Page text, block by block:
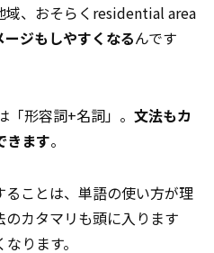
域、おそらくresidential area
ージもしやすくなるんです
形容詞+名詞」。 文法もカ
きます。
ことは、単語の使い方が理
カタマリも頭に入ります
ります。